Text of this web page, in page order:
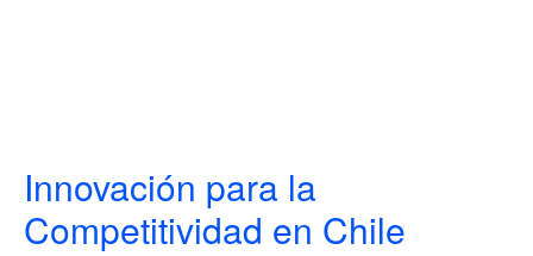
Innovación para la
Competitividad en Chile